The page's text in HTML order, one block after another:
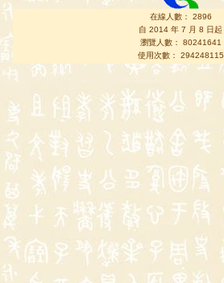
在線人數： 2896
自 2014 年 7 月 8 日起
瀏覽人數： 80241641
使用次數： 294248115